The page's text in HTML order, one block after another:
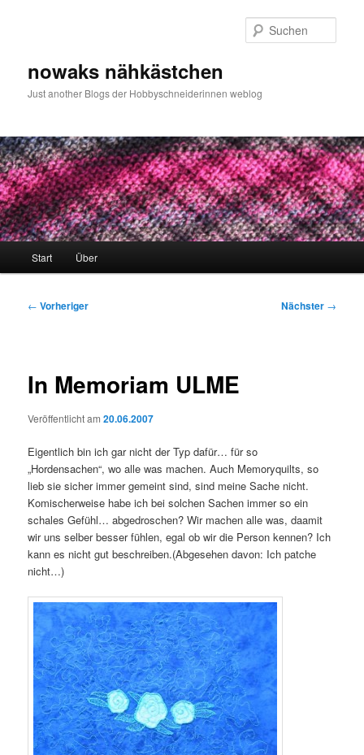
nowaks nähkästchen
Just another Blogs der Hobbyschneiderinnen weblog
Start Über
Beitragsnavigation
← Vorheriger Nächster →
In Memoriam ULME
Veröffentlicht am20.06.2007
Eigentlich bin ich gar nicht der Typ dafür… für so
„Hordensachen“, wo alle was machen. Auch Memoryquilts, so
lieb sie sicher immer gemeint sind, sind meine Sache nicht.
Komischerweise habe ich bei solchen Sachen immer so ein
schales Gefühl… abgedroschen? Wir machen alle was, daamit
wir uns selber besser fühlen, egal ob wir die Person kennen? Ich
kann es nicht gut beschreiben.(Abgesehen davon: Ich patche
nicht…)